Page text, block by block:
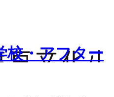
校・アフター